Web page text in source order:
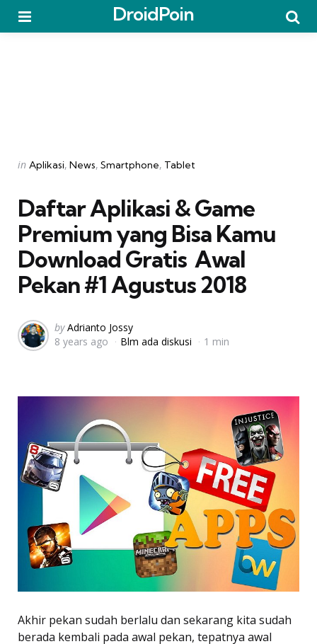
DroidPoin
Categories
Posted
in Aplikasi News Smartphone Tablet
Daftar Aplikasi & Game
Premium yang Bisa Kamu
Download Gratis  Awal
Pekan #1 Agustus 2018
Posted
by
by Adrianto Jossy
8 years ago
Blm ada diskusi 1 min
Akhir pekan sudah berlalu dan sekarang kita sudah
berada kembali pada awal pekan, tepatnya awal